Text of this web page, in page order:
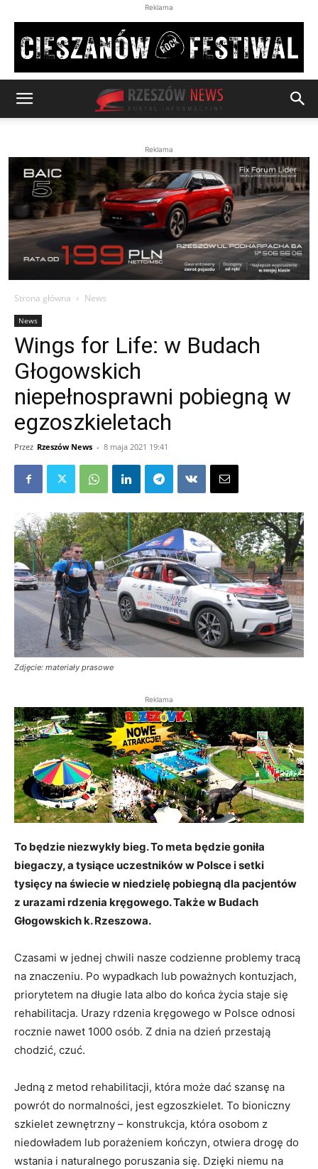
Reklama
Reklama
Strona główna News
News
Wings for Life: w Budach
Głogowskich
niepełnosprawni pobiegną w
egzoszkieletach
Przez Rzeszów News - 8 maja 2021 19:41
Zdjęcie: materiały prasowe
Reklama
To będzie niezwykły bieg. To meta będzie goniła
biegaczy, a tysiące uczestników w Polsce i setki
tysięcy na świecie w niedzielę pobiegną dla pacjentów
z urazami rdzenia kręgowego. Także w Budach
Głogowskich k. Rzeszowa.
Czasami w jednej chwili nasze codzienne problemy tracą
na znaczeniu. Po wypadkach lub poważnych kontuzjach,
priorytetem na długie lata albo do końca życia staje się
rehabilitacja. Urazy rdzenia kręgowego w Polsce odnosi
rocznie nawet 1000 osób. Z dnia na dzień przestają
chodzić, czuć.
Jedną z metod rehabilitacji, która może dać szansę na
powrót do normalności, jest egzoszkielet. To bioniczny
szkielet zewnętrzny – konstrukcja, która osobom z
niedowładem lub porażeniem kończyn, otwiera drogę do
wstania i naturalnego poruszania się. Dzięki niemu na